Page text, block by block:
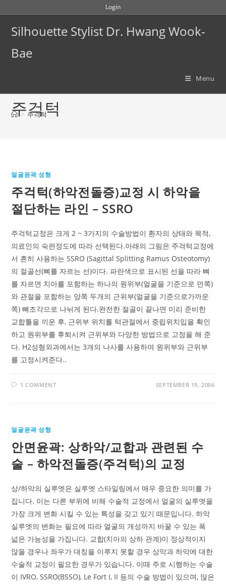
content
Login
Silhouette Stylist Dr. Hwang Wook-
Bae
Menu
주걱턱
> 주걱턱
얼굴윤곽 성형
주걱턱(하악전돌증)교정 시 하악을
절단하는 라인 – SSRO
주걱턱교정은 크게 2 ~ 3가지의 수술방법이 환자의 상태와 목적,
의료인의 숙련정도에 따라 선택된다.아래의 그림은 주걱턱교정에
서 흔히 사용하는 SSRO (Sagittal Splitting Ramus Osteotomy)
의 절골선(뼈를 자르는 선)이다. 파란색으로 표시된 선을 따라 뼈
를 자르면 치아를 포함하는 하나의 원위부(얼굴을 기준으로 먼쪽)
와 관절을 포함하는 양쪽 두개의 근위부(얼굴을 기준으로가까운
쪽) 뼈조각으로 나뉘게 된다.완전한 절골이 끝나면 미리 준비한
교합틀을 끼운 후, 근위부 위치를 턱관절에서 중립위치입을 확인
하고 원위부를 후퇴시켜 근위부와 다양한 방법으로 고정을 해 준
다. H2성형외과에서는 3개의 나사를 사용하여 원위부와 근위부
를 고정시켜준다..
1 COMMENT SEPTEMBER 19, 2006
얼굴윤곽 성형
안면윤곽: 상하악/교합과 관련된 수
술 – 하악전돌증(주걱턱)의 교정
상/하악의 실루엣은 실루엣 스타일링에서 매우 중요한 의미를 가
집니다. 이는 다른 부위에 비해 수술적 교정에서 얼굴의 실루엣을
가장 크게 변화 시킬 수 있는 특성을 갖고 있기 때문입니다. 하악
실루엣의 변화는 필요에 따라 얼굴의 개성까지 바꿀 수 있는 폭
넓은 가능성을 가집니다. 교합(치아의 상하 관계)이 정상적이지
않을 경우나 좌우가 대칭을 이루지 못할 경우 상악과 하악에 대한
수술적 교정이 필요한 경우가 있습니다. 이때 주로 시행하는 수술
이 IVRO, SSRO(BSSO), Le Fort I, II 등의 수술 방법이 있으며, 많은